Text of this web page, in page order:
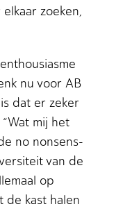
zoeken,
nu voor AB
dat er zeker
mij het
no nonsens-
van de
op
de kast halen